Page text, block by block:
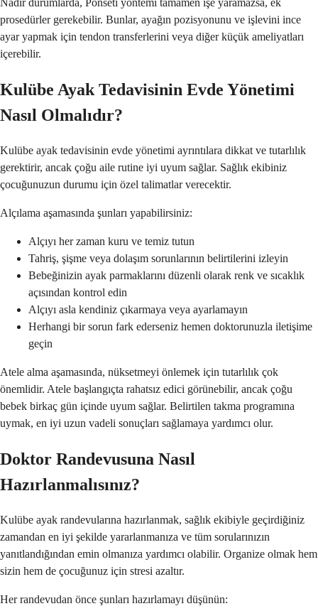
Nadir durumlarda, Ponseti yöntemi tamamen işe yaramazsa, ek
prosedürler gerekebilir. Bunlar, ayağın pozisyonunu ve işlevini ince
ayar yapmak için tendon transferlerini veya diğer küçük ameliyatları
içerebilir.
Kulübe Ayak Tedavisinin Evde Yönetimi
Nasıl Olmalıdır?
Kulübe ayak tedavisinin evde yönetimi ayrıntılara dikkat ve tutarlılık
gerektirir, ancak çoğu aile rutine iyi uyum sağlar. Sağlık ekibiniz
çocuğunuzun durumu için özel talimatlar verecektir.
Alçılama aşamasında şunları yapabilirsiniz:
Alçıyı her zaman kuru ve temiz tutun
Tahriş, şişme veya dolaşım sorunlarının belirtilerini izleyin
Bebeğinizin ayak parmaklarını düzenli olarak renk ve sıcaklık
açısından kontrol edin
Alçıyı asla kendiniz çıkarmaya veya ayarlamayın
Herhangi bir sorun fark ederseniz hemen doktorunuzla iletişime
geçin
Atele alma aşamasında, nüksetmeyi önlemek için tutarlılık çok
önemlidir. Atele başlangıçta rahatsız edici görünebilir, ancak çoğu
bebek birkaç gün içinde uyum sağlar. Belirtilen takma programına
uymak, en iyi uzun vadeli sonuçları sağlamaya yardımcı olur.
Doktor Randevusuna Nasıl
Hazırlanmalısınız?
Kulübe ayak randevularına hazırlanmak, sağlık ekibiyle geçirdiğiniz
zamandan en iyi şekilde yararlanmanıza ve tüm sorularınızın
yanıtlandığından emin olmanıza yardımcı olabilir. Organize olmak hem
sizin hem de çocuğunuz için stresi azaltır.
Her randevudan önce şunları hazırlamayı düşünün: